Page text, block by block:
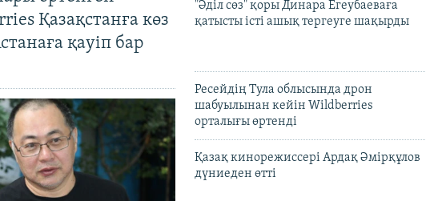
Қазақстанға көз
қауіп бар
"Әділ сөз" қоры Динара Егеубаеваға
қатысты істі ашық тергеуге шақырды
Ресейдің Тула облысында дрон
шабуылынан кейін Wildberries
орталығы өртенді
Қазақ кинорежиссері Ардақ Әмірқұлов
дүниеден өтті